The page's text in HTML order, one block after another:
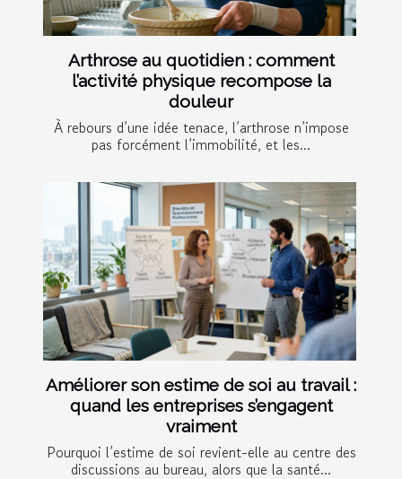
Arthrose au quotidien : comment
l’activité physique recompose la
douleur
À rebours d’une idée tenace, l’arthrose n’impose
pas forcément l’immobilité, et les...
Améliorer son estime de soi au travail :
quand les entreprises s’engagent
vraiment
Pourquoi l’estime de soi revient-elle au centre des
discussions au bureau, alors que la santé...